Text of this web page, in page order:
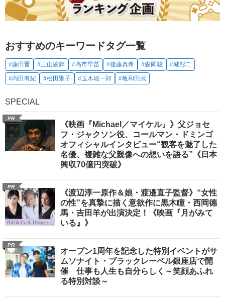
おすすめのキーワードタグ一覧
#藤田晋 #三山凌輝 #高市早苗 #後藤真希 #森岡毅
#城彰二
#内田有紀
#松田聖子 #玉木雄一郎 #亀和田武
SPECIAL
PR
《映画『Michael／マイケル』》父ジョセ
フ・ジャクソン役、コールマン・ドミンゴ
オフィシャルインタビュー“観客を魅了した
名優、複雑な父親像への想いを語る”《日本
興収70億円突破》
PR
《渡辺淳一原作＆娘・渡邉直子監督》“女性
の性”を真摯に描く意欲作に黒木瞳・西岡德
馬・吉田羊が出演決定！《映画『月がみて
いる』》
PR
オープン1周年を記念した特別イベントがサ
ムソナイト・ブラックレーベル銀座店で開
催 仕事も人生も自分らしく～笑顔あふれ
る特別対談～